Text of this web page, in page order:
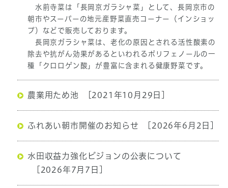
水前寺菜は「長岡京ガラシャ菜」として、長岡京市の
朝市やスーパーの地元産野菜直売コーナー（インショッ
プ）などで販売しております。
長岡京ガラシャ菜は、老化の原因とされる活性酸素の
除去や抗がん効果があるといわれるポリフェノールの一
種「クロロゲン酸」が豊富に含まれる健康野菜です。
農業用ため池 [2021年10月29日]
ふれあい朝市開催のお知らせ [2026年6月2日]
水田収益力強化ビジョンの公表について
[2026年7月7日]